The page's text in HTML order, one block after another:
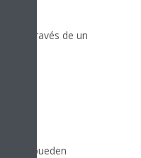
a través de un
se pueden